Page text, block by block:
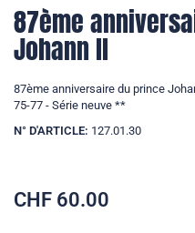
87ème
Johann ll
87ème anniversaire du prince
75-77 - Série neuve **
N° D'ARTICLE: 127.01.30
CHF 60.00